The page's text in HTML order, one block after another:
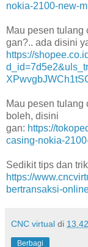
nokia-2100-new-
Mau pesen
gan?.. ada disini
https://
Mau pesen tulang
boleh, disini
gan: https://
casing-nokia-
Sedikit tips dan
https://
bertransaksi-
CNC virtual di 13.42
Berbagi